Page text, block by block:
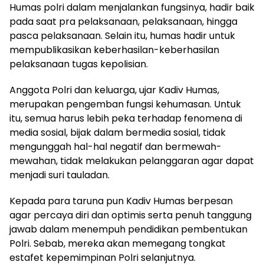
Humas polri dalam menjalankan fungsinya, hadir baik
pada saat pra pelaksanaan, pelaksanaan, hingga
pasca pelaksanaan. Selain itu, humas hadir untuk
mempublikasikan keberhasilan-keberhasilan
pelaksanaan tugas kepolisian.
Anggota Polri dan keluarga, ujar Kadiv Humas,
merupakan pengemban fungsi kehumasan. Untuk
itu, semua harus lebih peka terhadap fenomena di
media sosial, bijak dalam bermedia sosial, tidak
mengunggah hal-hal negatif dan bermewah-
mewahan, tidak melakukan pelanggaran agar dapat
menjadi suri tauladan.
Kepada para taruna pun Kadiv Humas berpesan
agar percaya diri dan optimis serta penuh tanggung
jawab dalam menempuh pendidikan pembentukan
Polri. Sebab, mereka akan memegang tongkat
estafet kepemimpinan Polri selanjutnya.